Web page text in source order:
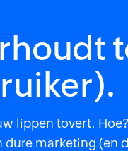
lippen tovert.
dure marketing (en